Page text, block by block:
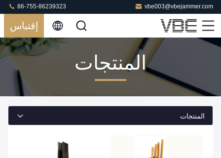
vbe003@vbejammer.com
86-755-86239323
إقتباس
المنتجات
المنتجات